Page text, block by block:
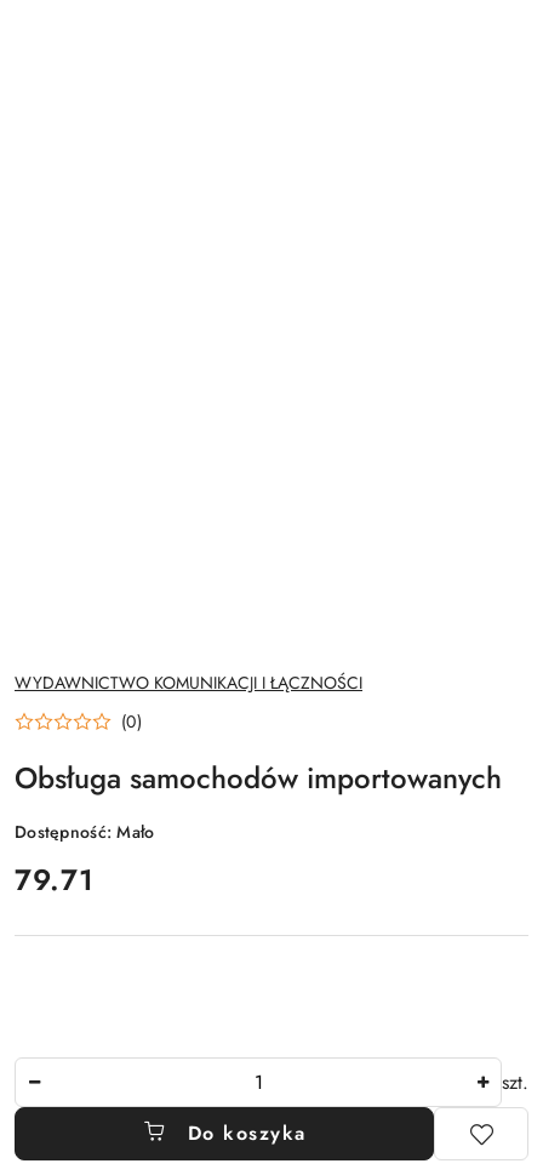
NAZWA
PRODUCENTA:
WYDAWNICTWO KOMUNIKACJI I ŁĄCZNOŚCI
(0)
Obsługa samochodów importowanych
Dostępność:Mało
cena:
79.71
szt.
Do koszyka